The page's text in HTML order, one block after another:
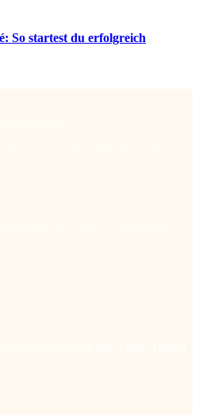
So startest du erfolgreich